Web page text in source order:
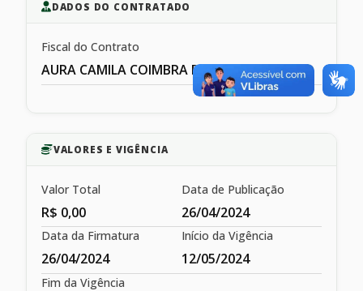
DADOS DO CONTRATADO
Fiscal do Contrato
AURA CAMILA COIMBRA DE MESQIUITA
VALORES E VIGÊNCIA
Valor Total
R$ 0,00
Data de Publicação
26/04/2024
Data da Firmatura
26/04/2024
Início da Vigência
12/05/2024
Fim da Vigência